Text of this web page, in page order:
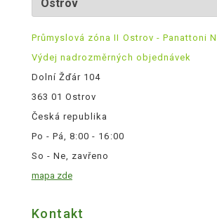
Průmyslová zóna II Ostrov - Panattoni
Výdej nadrozměrných objednávek
Dolní Žďár 104
363 01 Ostrov
Česká republika
Po - Pá, 8:00 - 16:00
So - Ne, zavřeno
mapa zde
Kontakt